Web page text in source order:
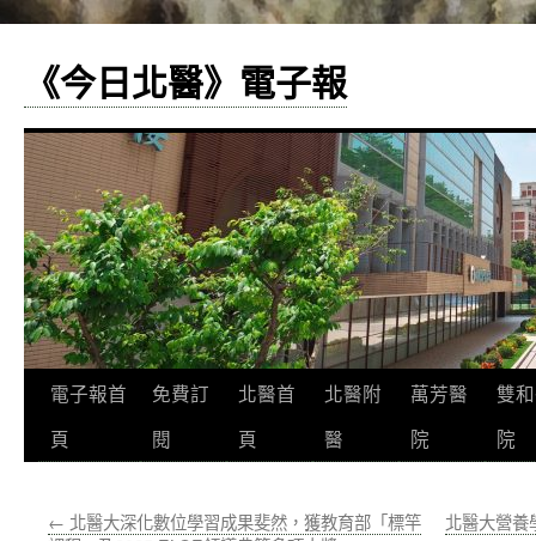
《今日北醫》電子報
跳
至
要
電子報首
頁
免費訂
閱
北醫首
頁
北醫附
醫
萬芳醫
院
雙
院
← 北醫大深化數位學習成果斐然，獲教育部「標竿
北醫大營養